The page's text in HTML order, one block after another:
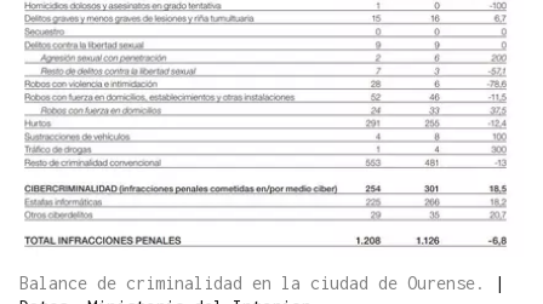
Balance de criminalidad en la ciudad de Ourense.
|